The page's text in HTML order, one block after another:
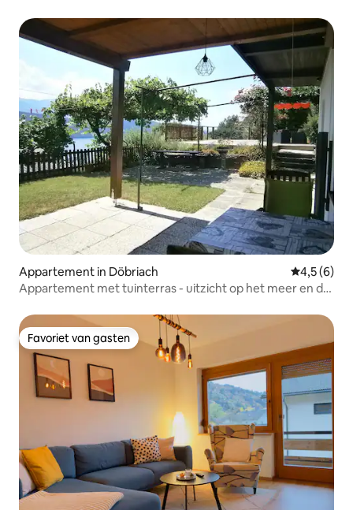
Appartement in Döbriach
4,5 (6)
Appartement met tuinterras - uitzicht op het meer en de
Favoriet van gasten
Favoriet van gasten